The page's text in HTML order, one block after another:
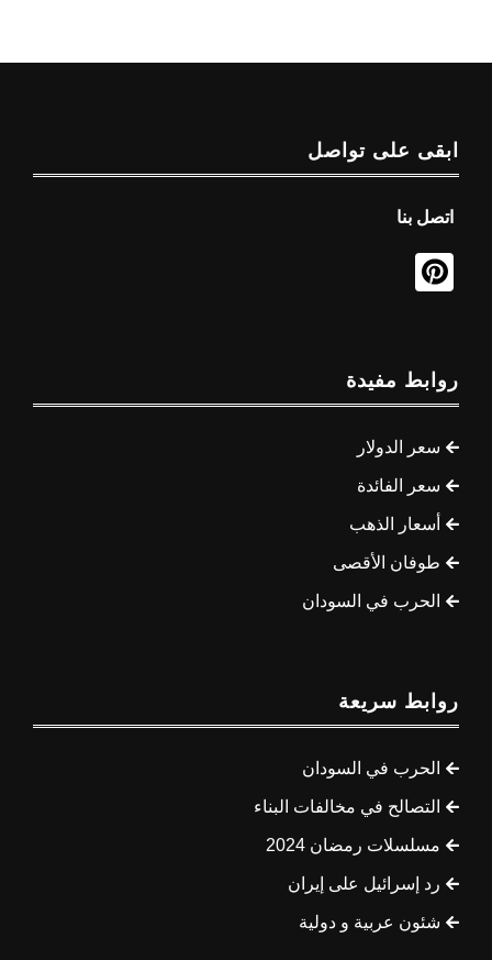
ابقى على تواصل
اتصل بنا
روابط مفيدة
سعر الدولار
سعر الفائدة
أسعار الذهب
طوفان الأقصى
الحرب في السودان
روابط سريعة
الحرب في السودان
التصالح في مخالفات البناء
مسلسلات رمضان 2024
رد إسرائيل على إيران
شئون عربية و دولية